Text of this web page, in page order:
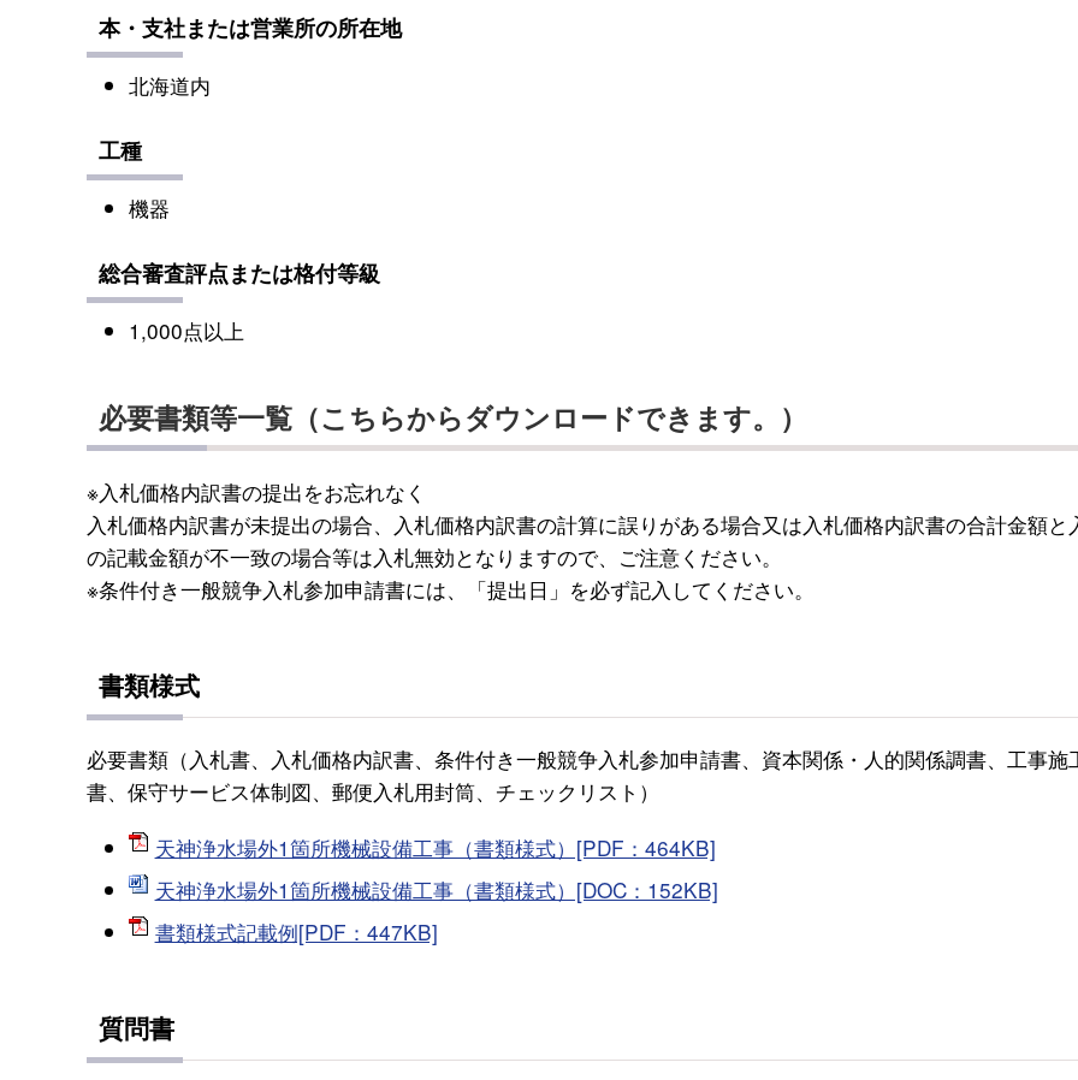
本・支社または営業所の所在地
北海道内
工種
機器
総合審査評点または格付等級
1,000点以上
必要書類等一覧（こちらからダウンロードできます。）
※入札価格内訳書の提出をお忘れなく
入札価格内訳書が未提出の場合、入札価格内訳書の計算に誤りがある場合又は入札価格内訳書の合計金額と
の記載金額が不一致の場合等は入札無効となりますので、ご注意ください。
※条件付き一般競争入札参加申請書には、「提出日」を必ず記入してください。
書類様式
必要書類（入札書、入札価格内訳書、条件付き一般競争入札参加申請書、資本関係・人的関係調書、工事施
書、保守サービス体制図、郵便入札用封筒、チェックリスト）
天神浄水場外1箇所機械設備工事（書類様式）[PDF：464KB]
天神浄水場外1箇所機械設備工事（書類様式）[DOC：152KB]
書類様式記載例[PDF：447KB]
質問書